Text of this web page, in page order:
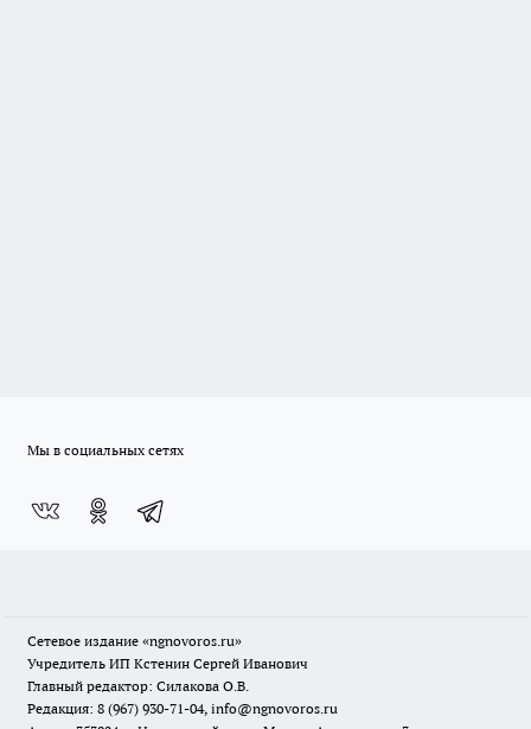
Мы в социальных сетях
Сетевое издание «ngnovoros.ru»
Учредитель ИП Кстенин Сергей Иванович
Главный редактор: Силакова О.В.
Редакция: 8 (967) 930-71-04, info@ngnovoros.ru